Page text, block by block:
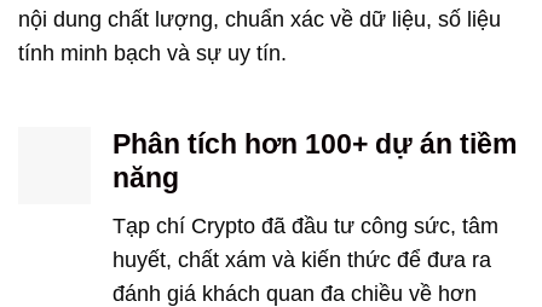
nội dung chất lượng, chuẩn xác về dữ liệu, số liệu
tính minh bạch và sự uy tín.
Phân tích hơn 100+ dự án tiềm
năng
Tạp chí Crypto đã đầu tư công sức, tâm
huyết, chất xám và kiến thức để đưa ra
đánh giá khách quan đa chiều về hơn